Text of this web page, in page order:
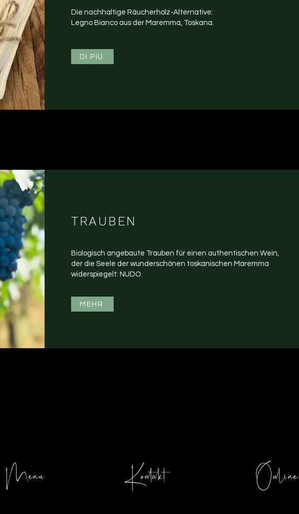
Die nachhaltige Räucherholz-Alternative:
Legno Bianco aus der Maremma, Toskana.
DI PIÙ
TRAUBEN
Biologisch angebaute Trauben für einen authentischen Wein,
der die Seele der wunderschönen toskanischen Maremma
widerspiegelt: NUDO.
MEHR
Menü Kontakt Online